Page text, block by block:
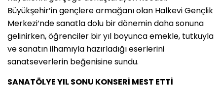
Büyükşehir’in gençlere armağanı olan Halkevi Gençlik
Merkezi’nde sanatla dolu bir dönemin daha sonuna
gelinirken, öğrenciler bir yıl boyunca emekle, tutkuyla
ve sanatın ilhamıyla hazırladığı eserlerini
sanatseverlerin beğenisine sundu.
SANATÖLYE YIL SONU KONSERİ MEST ETTİ